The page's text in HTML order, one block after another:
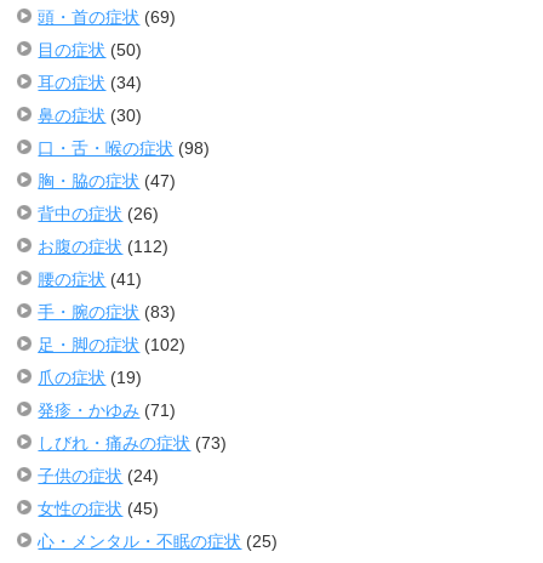
頭・首の症状 (69)
目の症状 (50)
耳の症状 (34)
鼻の症状 (30)
口・舌・喉の症状 (98)
胸・脇の症状 (47)
背中の症状 (26)
お腹の症状 (112)
腰の症状 (41)
手・腕の症状 (83)
足・脚の症状 (102)
爪の症状 (19)
発疹・かゆみ (71)
しびれ・痛みの症状 (73)
子供の症状 (24)
女性の症状 (45)
心・メンタル・不眠の症状 (25)